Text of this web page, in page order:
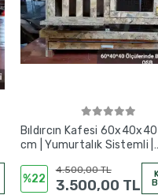
Bıldırcın Kafesi 60x40x40
cm | Yumurtalık Sistemli |
%22
4.500,00 TL
3.500,00 TL